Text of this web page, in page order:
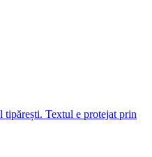
Textul e protejat prin